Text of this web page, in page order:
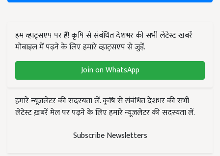
हम व्हाट्सएप पर हैं! कृषि से संबंधित देशभर की सभी लेटेस्ट ख़बरें
मोबाइल में पढ़ने के लिए हमारे व्हाट्सएप से जुड़ें.
Join on WhatsApp
हमारे न्यूज़लेटर की सदस्यता लें. कृषि से संबंधित देशभर की सभी
लेटेस्ट ख़बरें मेल पर पढ़ने के लिए हमारे न्यूज़लेटर की सदस्यता लें.
Subscribe Newsletters